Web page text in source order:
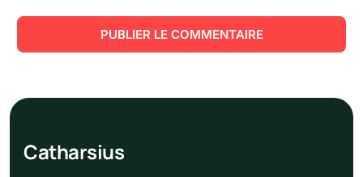
Catharsius